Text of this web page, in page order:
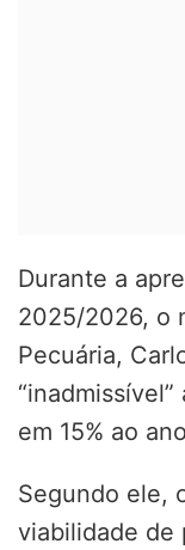
Durante a
2025/2026, o
Pecuária,
em 15% ao
Segundo ele,
viabilidade de